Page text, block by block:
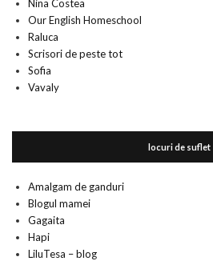
Nina Costea
Our English Homeschool
Raluca
Scrisori de peste tot
Sofia
Vavaly
locuri de suflet
Amalgam de ganduri
Blogul mamei
Gagaita
Hapi
LiluTesa – blog